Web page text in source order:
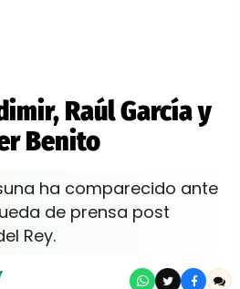
Raúl García y
Benito
ha comparecido ante
de prensa post
Rey.